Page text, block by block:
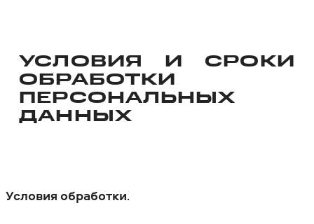
УСЛОВИЯ И СРОКИ
ОБРАБОТКИ
ПЕРСОНАЛЬНЫХ
ДАННЫХ
Условия обработки.